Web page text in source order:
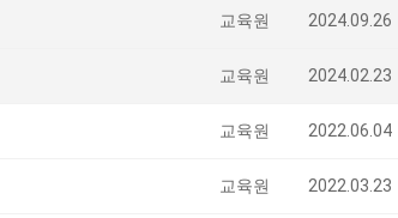
교육원 2024.09.26
교육원 2024.02.23
교육원 2022.06.04
교육원 2022.03.23